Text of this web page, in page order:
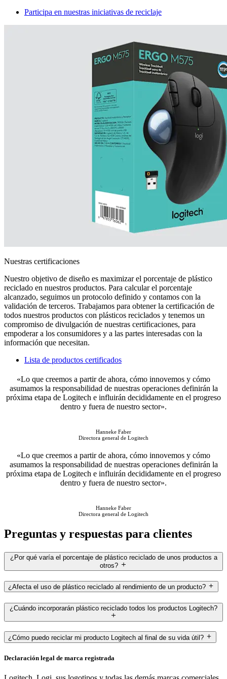
Participa en nuestras iniciativas de reciclaje
Nuestras certificaciones
Nuestro objetivo de diseño es maximizar el porcentaje de plástico
reciclado en nuestros productos. Para calcular el porcentaje
alcanzado, seguimos un protocolo definido y contamos con la
validación de terceros. Trabajamos para obtener la certificación de
todos nuestros productos con plásticos reciclados y tenemos un
compromiso de divulgación de nuestras certificaciones, para
empoderar a los consumidores y a las partes interesadas con la
información que necesitan.
Lista de productos certificados
«Lo que creemos a partir de ahora, cómo innovemos y cómo
asumamos la responsabilidad de nuestras operaciones definirán la
próxima etapa de Logitech e influirán decididamente en el progreso
dentro y fuera de nuestro sector».
Hanneke Faber
Directora general de Logitech
«Lo que creemos a partir de ahora, cómo innovemos y cómo
asumamos la responsabilidad de nuestras operaciones definirán la
próxima etapa de Logitech e influirán decididamente en el progreso
dentro y fuera de nuestro sector».
Hanneke Faber
Directora general de Logitech
Preguntas y respuestas para clientes
¿Por qué varía el porcentaje de plástico reciclado de unos productos a
otros?
¿Afecta el uso de plástico reciclado al rendimiento de un producto?
¿Cuándo incorporarán plástico reciclado todos los productos Logitech?
¿Cómo puedo reciclar mi producto Logitech al final de su vida útil?
Declaración legal de marca registrada